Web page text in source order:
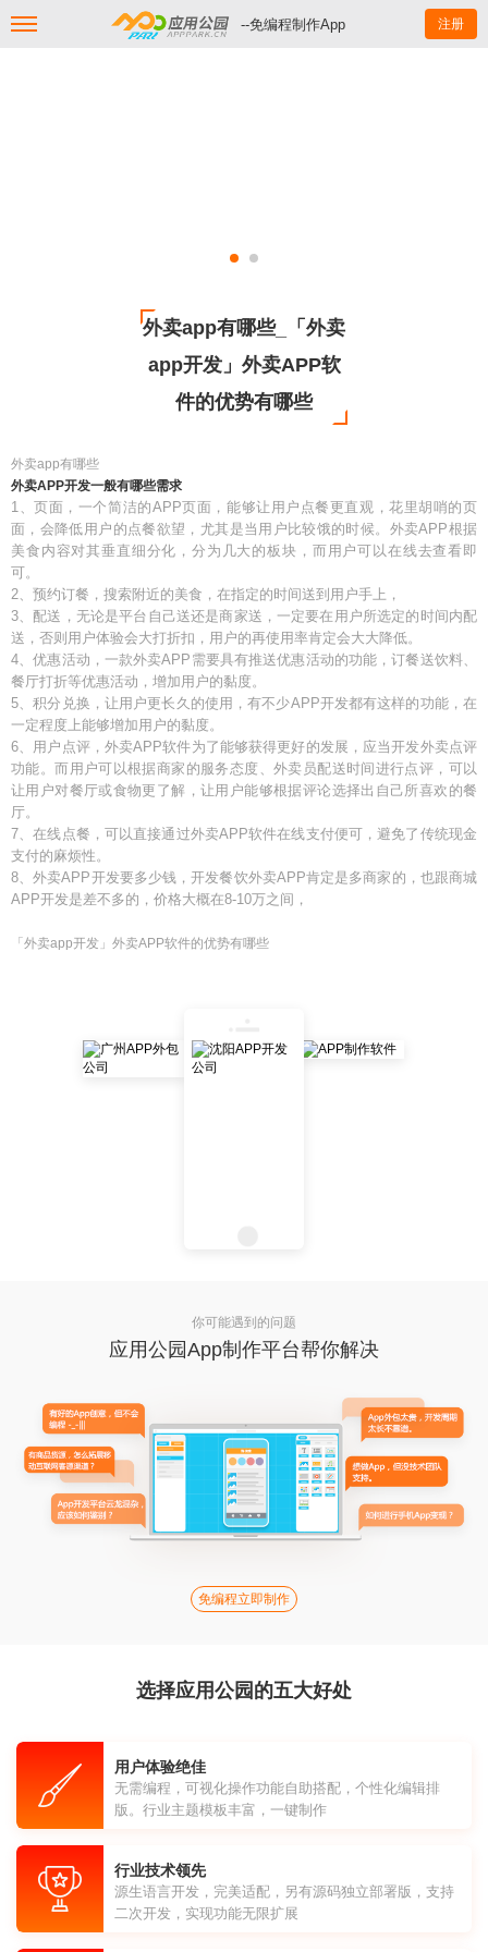
--免编程制作App 注册
外卖app有哪些_「外卖
app开发」外卖APP软
件的优势有哪些
外卖app有哪些
外卖APP开发一般有哪些需求
1、页面，一个简洁的APP页面，能够让用户点餐更直观，花里胡哨的页
面，会降低用户的点餐欲望，尤其是当用户比较饿的时候。外卖APP根据
美食内容对其垂直细分化，分为几大的板块，而用户可以在线去查看即
可。
2、预约订餐，搜索附近的美食，在指定的时间送到用户手上，
3、配送，无论是平台自己送还是商家送，一定要在用户所选定的时间内配
送，否则用户体验会大打折扣，用户的再使用率肯定会大大降低。
4、优惠活动，一款外卖APP需要具有推送优惠活动的功能，订餐送饮料、
餐厅打折等优惠活动，增加用户的黏度。
5、积分兑换，让用户更长久的使用，有不少APP开发都有这样的功能，在
一定程度上能够增加用户的黏度。
6、用户点评，外卖APP软件为了能够获得更好的发展，应当开发外卖点评
功能。而用户可以根据商家的服务态度、外卖员配送时间进行点评，可以
让用户对餐厅或食物更了解，让用户能够根据评论选择出自己所喜欢的餐
厅。
7、在线点餐，可以直接通过外卖APP软件在线支付便可，避免了传统现金
支付的麻烦性。
8、外卖APP开发要多少钱，开发餐饮外卖APP肯定是多商家的，也跟商城
APP开发是差不多的，价格大概在8-10万之间，
「外卖app开发」外卖APP软件的优势有哪些
你可能遇到的问题
应用公园App制作平台帮你解决
免编程立即制作
选择应用公园的五大好处
用户体验绝佳
无需编程，可视化操作功能自助搭配，个性化编辑排
版。行业主题模板丰富，一键制作
行业技术领先
源生语言开发，完美适配，另有源码独立部署版，支持
二次开发，实现功能无限扩展